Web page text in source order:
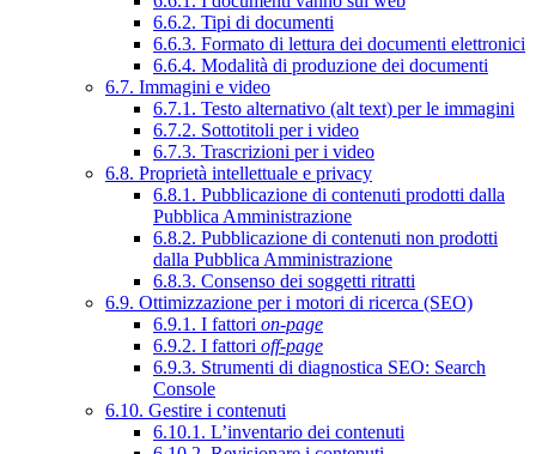
6.6.2. Tipi di documenti
6.6.3. Formato di lettura dei documenti elettronici
6.6.4. Modalità di produzione dei documenti
6.7. Immagini e video
6.7.1. Testo alternativo (alt text) per le immagini
6.7.2. Sottotitoli per i video
6.7.3. Trascrizioni per i video
6.8. Proprietà intellettuale e privacy
6.8.1. Pubblicazione di contenuti prodotti dalla
Pubblica Amministrazione
6.8.2. Pubblicazione di contenuti non prodotti
dalla Pubblica Amministrazione
6.8.3. Consenso dei soggetti ritratti
6.9. Ottimizzazione per i motori di ricerca (SEO)
6.9.1. I fattori on-page
6.9.2. I fattori off-page
6.9.3. Strumenti di diagnostica SEO: Search
Console
6.10. Gestire i contenuti
6.10.1. L’inventario dei contenuti